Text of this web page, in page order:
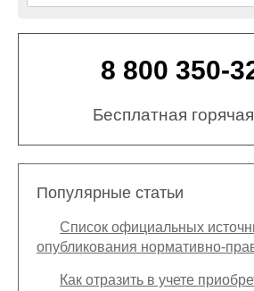
8 800 350-
Бесплатная
Популярные статьи
Список официальных
опубликования нормативно-
Как отразить в учете